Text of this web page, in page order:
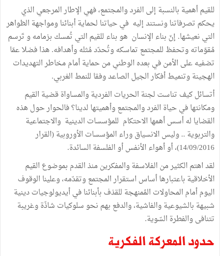
للقيم أهمية بالنسبة إلى الفرد والمجتمع، فهي الإطار المرجعي الذي
يحكم تصرفاتنا ونستند إليه في حياتنا لحماية أبنائنا ومواجهة الظواهر
التي نعيشها. إنّ بناء الإنسان هو بناء للقيم التي تُمسك بزمامه و تَرسم
مُقوّماته وتحفظ للمجتمع تماسكه وتُحدّد مُثله وأهدافه. هذا فضلا عمّا
تضفيه على الأمن في بعده الوطني من حماية أمام مخاطر التهديدات
الهجينة وتنميط أفكار الجيل الصاعد وفقا للنمط الغربي.
أتسائل كيف تناست لجنة الحريات الفردية والمساواة قضية القيم
ومكانتها في حياة الفرد والمجتمع وأهميتها لدينا؟ فالحوار حول هذه
القضايا له أسس أهمها الاحتكام للمؤسسات الدينية والاجتماعية
والتربوية .. وليس الانسياق وراء المؤسسات الأوروبية (القرار
14/09/2016)، أو أهواء الأنفس أو الفلسفة السائدة.
لقد اهتم الكثير من الفلاسفة والمفكرين منذ القدم بموضوع القيم
الأخلاقية باعتبارها أساس استقرار المجتمع وتقدّمه، وعلينا الوقوف
اليوم أمام المحاولات المُمنهجة للقذف بأبنائنا في أيديولوجيات دينية
شبيهة بالشيوعية والفاشية، والدفع بهم نحو سلوكيات شاذّة وغريبة
تتنافى والفطرة السّوية.
حدود المعركة الفكرية